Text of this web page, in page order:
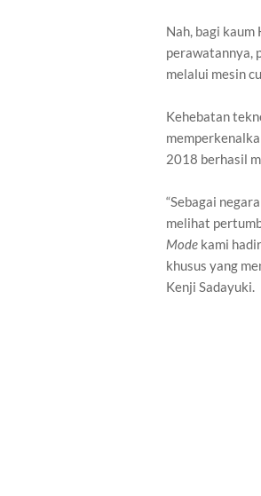
Nah, bagi
perawatannya,
melalui mesin
Kehebatan
2018 berhasil
“Sebagai
melihat
Mode kami
khusus yang
Kenji Sadayuki.